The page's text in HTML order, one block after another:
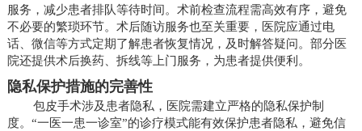
服务，减少患者排队等待时间。术前检查流程需高效有序，避免
不必要的繁琐环节。术后随访服务也至关重要，医院应通过电
话、微信等方式定期了解患者恢复情况，及时解答疑问。部分医
院还提供术后换药、拆线等上门服务，为患者提供便利。
隐私保护措施的完善性
包皮手术涉及患者隐私，医院需建立严格的隐私保护制
度。“一医一患一诊室”的诊疗模式能有效保护患者隐私，避免信